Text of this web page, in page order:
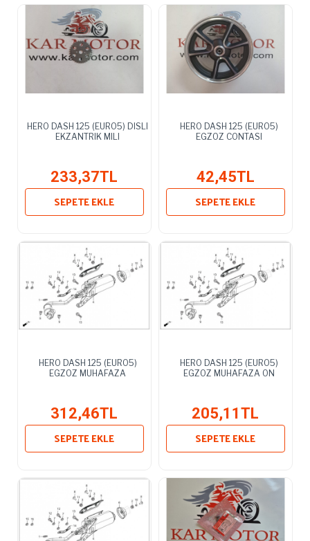
HERO DASH 125 (EURO5) DISLI
EKZANTRIK MILI
233,37TL
SEPETE EKLE
HERO DASH 125 (EURO5)
EGZOZ CONTASI
42,45TL
SEPETE EKLE
HERO DASH 125 (EURO5)
EGZOZ MUHAFAZA
312,46TL
SEPETE EKLE
HERO DASH 125 (EURO5)
EGZOZ MUHAFAZA ON
205,11TL
SEPETE EKLE